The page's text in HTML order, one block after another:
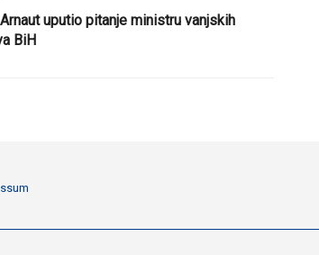
uputio pitanje ministru vanjskih
BiH